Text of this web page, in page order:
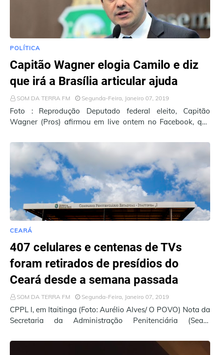
POLÍTICA
Capitão Wagner elogia Camilo e diz
que irá a Brasília articular ajuda
SOM DA TERRA FM Segunda-Feira, Janeiro 07, 2019
Foto : Reprodução Deputado federal eleito, Capitão
Wagner (Pros) afirmou em live ontem no Facebook, que
CEARÁ
407 celulares e centenas de TVs
foram retirados de presídios do
Ceará desde a semana passada
SOM DA TERRA FM Segunda-Feira, Janeiro 07, 2019
CPPL I, em Itaitinga (Foto: Aurélio Alves/ O POVO) Nota da
Secretaria da Administração Penitenciária (Seap)